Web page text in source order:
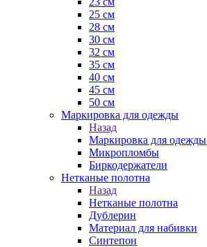
25 см
28 см
30 см
32 см
35 см
40 см
45 см
50 см
Маркировка для одежды
Назад
Маркировка для одежды
Микропломбы
Биркодержатели
Нетканые полотна
Назад
Нетканые полотна
Дублерин
Материал для набивки
Синтепон